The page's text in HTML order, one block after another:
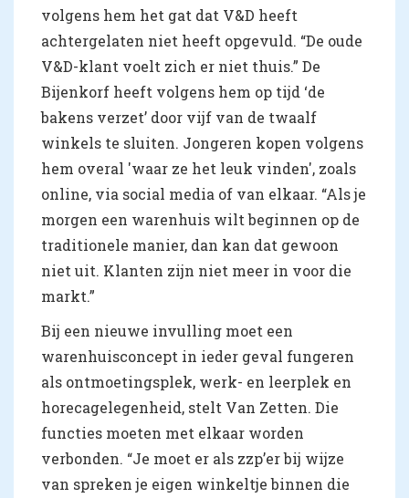
volgens hem het gat dat V&D heeft
achtergelaten niet heeft opgevuld. “De oude
V&D-klant voelt zich er niet thuis.” De
Bijenkorf heeft volgens hem op tijd ‘de
bakens verzet’ door vijf van de twaalf
winkels te sluiten. Jongeren kopen volgens
hem overal 'waar ze het leuk vinden', zoals
online, via social media of van elkaar. “Als je
morgen een warenhuis wilt beginnen op de
traditionele manier, dan kan dat gewoon
niet uit. Klanten zijn niet meer in voor die
markt.”
Bij een nieuwe invulling moet een
warenhuisconcept in ieder geval fungeren
als ontmoetingsplek, werk- en leerplek en
horecagelegenheid, stelt Van Zetten. Die
functies moeten met elkaar worden
verbonden. “Je moet er als zzp’er bij wijze
van spreken je eigen winkeltje binnen die